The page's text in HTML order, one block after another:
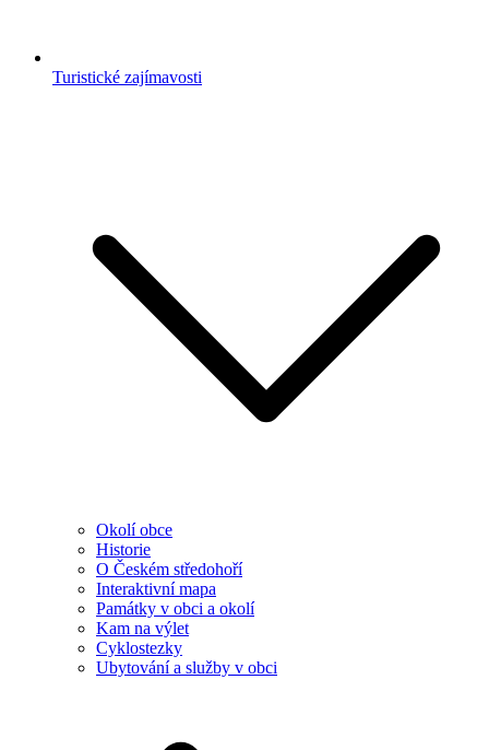
Turistické zajímavosti
Okolí obce
Historie
O Českém středohoří
Interaktivní mapa
Památky v obci a okolí
Kam na výlet
Cyklostezky
Ubytování a služby v obci